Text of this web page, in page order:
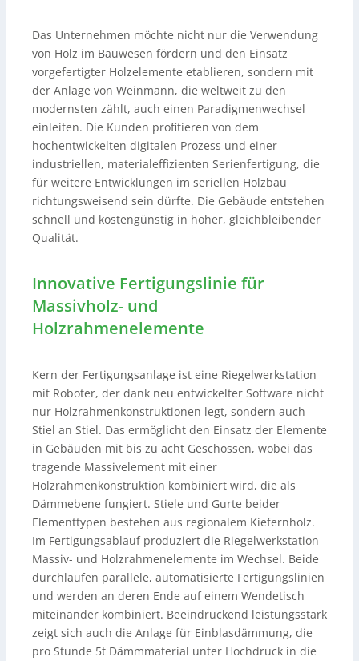
Das Unternehmen möchte nicht nur die Verwendung
von Holz im Bauwesen fördern und den Einsatz
vorgefertigter Holzelemente etablieren, sondern mit
der Anlage von Weinmann, die weltweit zu den
modernsten zählt, auch einen Paradigmenwechsel
einleiten. Die Kunden profitieren von dem
hochentwickelten digitalen Prozess und einer
industriellen, materialeffizienten Serienfertigung, die
für weitere Entwicklungen im seriellen Holzbau
richtungsweisend sein dürfte. Die Gebäude entstehen
schnell und kostengünstig in hoher, gleichbleibender
Qualität.
Innovative Fertigungslinie für
Massivholz- und
Holzrahmenelemente
Kern der Fertigungsanlage ist eine Riegelwerkstation
mit Roboter, der dank neu entwickelter Software nicht
nur Holzrahmenkonstruktionen legt, sondern auch
Stiel an Stiel. Das ermöglicht den Einsatz der Elemente
in Gebäuden mit bis zu acht Geschossen, wobei das
tragende Massivelement mit einer
Holzrahmenkonstruktion kombiniert wird, die als
Dämmebene fungiert. Stiele und Gurte beider
Elementtypen bestehen aus regionalem Kiefernholz.
Im Fertigungsablauf produziert die Riegelwerkstation
Massiv- und Holzrahmenelemente im Wechsel. Beide
durchlaufen parallele, automatisierte Fertigungslinien
und werden an deren Ende auf einem Wendetisch
miteinander kombiniert. Beeindruckend leistungsstark
zeigt sich auch die Anlage für Einblasdämmung, die
pro Stunde 5t Dämmmaterial unter Hochdruck in die